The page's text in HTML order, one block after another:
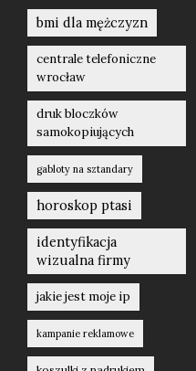
bmi dla mężczyzn
centrale telefoniczne
wrocław
druk bloczków
samokopiujących
gabloty na sztandary
horoskop ptasi
identyfikacja
wizualna firmy
jakie jest moje ip
kampanie reklamowe